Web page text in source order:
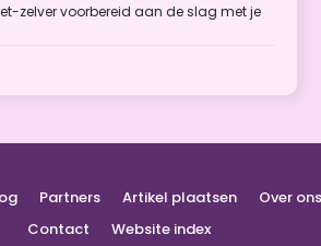
zelver voorbereid aan de slag met je
Partners Artikel plaatsen
Over ons
Contact
Website index